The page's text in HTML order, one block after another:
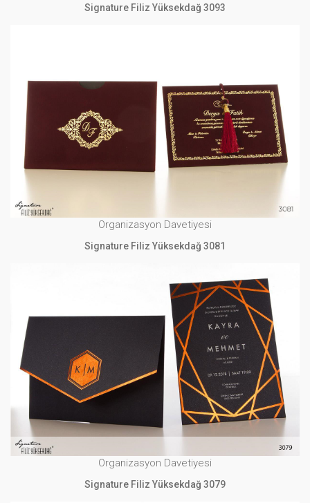
Signature Filiz Yüksekdağ 3093
Organizasyon Davetiyesi
Signature Filiz Yüksekdağ 3081
İNCELE
Organizasyon Davetiyesi
Signature Filiz Yüksekdağ 3081
Organizasyon Davetiyesi
Signature Filiz Yüksekdağ 3079
İNCELE
Organizasyon Davetiyesi
Signature Filiz Yüksekdağ 3079